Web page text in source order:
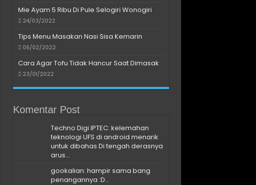
Mie Ayam 5 Ribu Di Pule Selogiri Wonogiri
24/03/2022
Tips Menu Masakan Nasi Sisa Kemarin
06/02/2022
Cara Agar Tofu Tidak Hancur Saat Dimasak
23/01/2022
Komentar Post
Techno Digi IPTEC: kelemahan
teknologi UFS di android menarik
untuk dibahas Di tengah derasnya
arus...
gookalian: hampir sama bang
penangannya :D...